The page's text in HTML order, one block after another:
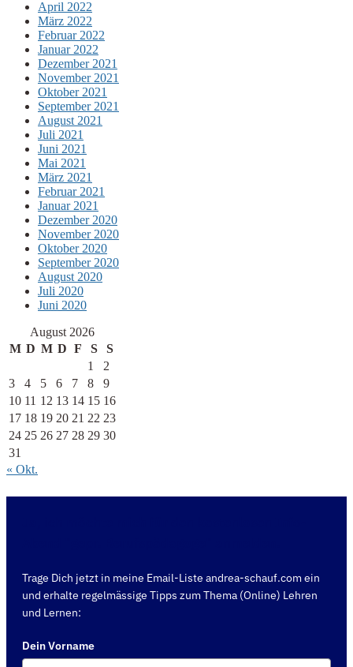
April 2022
März 2022
Februar 2022
Januar 2022
Dezember 2021
November 2021
Oktober 2021
September 2021
August 2021
Juli 2021
Juni 2021
Mai 2021
März 2021
Februar 2021
Januar 2021
Dezember 2020
November 2020
Oktober 2020
September 2020
August 2020
Juli 2020
Juni 2020
August 2026
M D M D F S
S
1
2
3
4 5 6 7 8
9
10 11 12 13 14 15 16
17 18 19 20 21 22 23
24 25 26 27 28 29 30
31
« Okt.
Trage Dich jetzt in meine Email-Liste andrea-schauf.com ein
und erhalte regelmässige Tipps zum Thema (Online) Lehren
und Lernen:
Dein Vorname